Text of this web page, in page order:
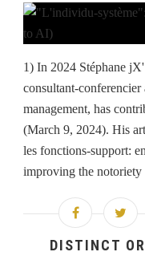
1) In 2024 Stéphane
consultant-
management, has
(March 9, 2024). His
les fonctions-support:
improving the notoriety
DISTINCT